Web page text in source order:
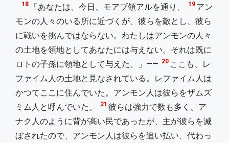
18 「あなたは、今日、モアブ領アルを通り、 19 アン
モンの人々のいる所に近づくが、彼らを敵とし、彼ら
に戦いを挑んではならない。わたしはアンモンの人々
の土地を領地としてあなたには与えない。それは既に
ロトの子孫に領地として与えた。」―― 20 ここも、レ
ファイム人の土地と見なされている。レファイム人は
かつてここに住んでいた。アンモン人は彼らをザムズ
ミム人と呼んでいた。
21 彼らは強力で数も多く、ア
ナク人のように背が高い民であったが、主が彼らを滅
ぼされたので、アンモン人は彼らを追い払い、代わっ